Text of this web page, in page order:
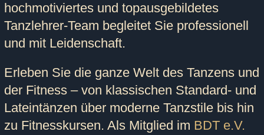
hochmotiviertes und topausgebildetes
Tanzlehrer-Team begleitet Sie professionell
und mit Leidenschaft.
Erleben Sie die ganze Welt des Tanzens und
der Fitness – von klassischen Standard- und
Lateintänzen über moderne Tanzstile bis hin
zu Fitnesskursen. Als Mitglied im BDT e.V.